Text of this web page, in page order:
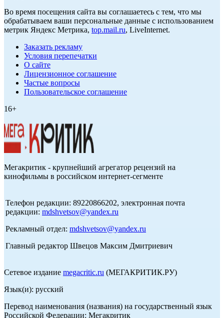
Во время посещения сайта вы соглашаетесь с тем, что мы
обрабатываем ваши персональные данные с использованием
метрик Яндекс Метрика, top.mail.ru, LiveInternet.
Заказать рекламу
Условия перепечатки
О сайте
Лицензионное соглашение
Частые вопросы
Пользовательское соглашение
16+
Мегакритик - крупнейший агрегатор рецензий на
кинофильмы в российском интернет-сегменте
Телефон редакции: 89220866202, электронная почта
редакции: mdshvetsov@yandex.ru
Рекламный отдел: mdshvetsov@yandex.ru
Главный редактор Швецов Максим Дмитриевич
Сетевое издание megacritic.ru (МЕГАКРИТИК.РУ)
Язык(и): русский
Перевод наименования (названия) на государственный язык
Российской Федерации: Мегакритик